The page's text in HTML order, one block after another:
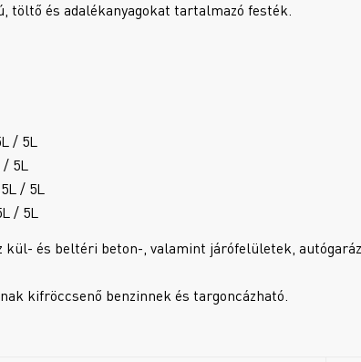
töltő és adalékanyagokat tartalmazó festék.
/ 5L
5L
/ 5L
/ 5L
kül- és beltéri beton-, valamint járófelületek,
kifröccsenő benzinnek és targoncázható.